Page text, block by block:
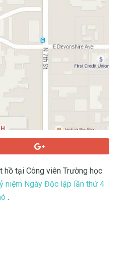
hồ tại Công viên Trường học
niệm Ngày Độc lập lần thứ 4
.